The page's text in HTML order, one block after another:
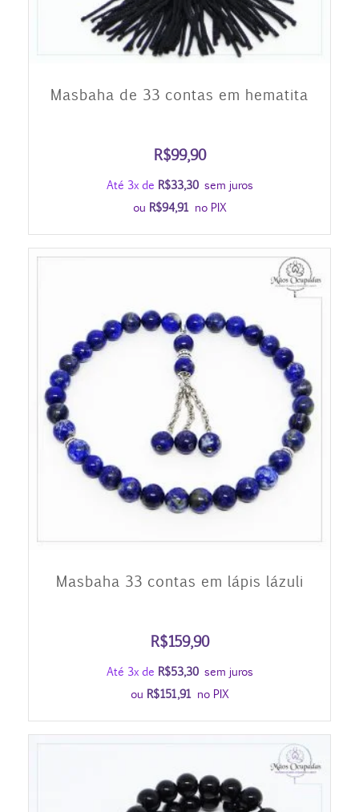
Masbaha de 33 contas em hematita
R$99,90
Até 3x de R$33,30 sem juros
ou R$94,91 no PIX
Masbaha 33 contas em lápis lázuli
R$159,90
Até 3x de R$53,30 sem juros
ou R$151,91 no PIX